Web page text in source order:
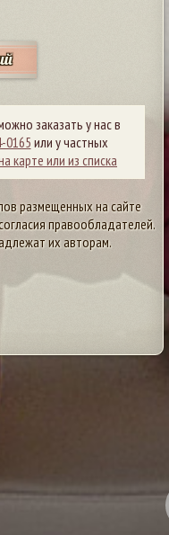
заказать у нас в
0165или у частных
карте или из списка
размещенных на сайте
правообладателей.
их авторам.